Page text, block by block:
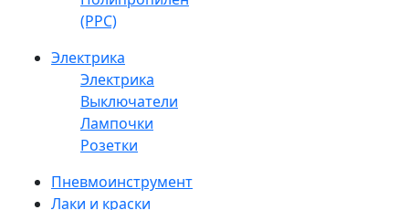
(PPC)
Электрика
Электрика
Выключатели
Лампочки
Розетки
Пневмоинструмент
Лаки и краски